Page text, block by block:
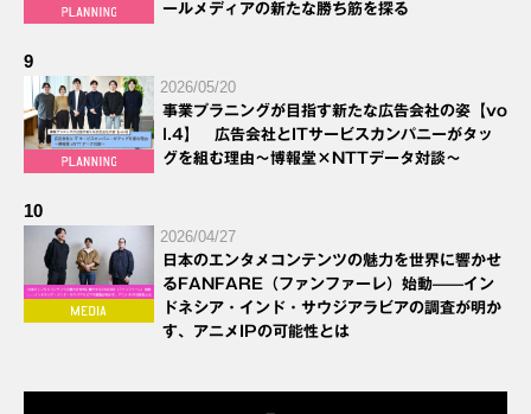
ールメディアの新たな勝ち筋を探る
9
2026/05/20
事業プラニングが目指す新たな広告会社の姿【vo
l.4】 広告会社とITサービスカンパニーがタッ
グを組む理由～博報堂×NTTデータ対談～
10
2026/04/27
日本のエンタメコンテンツの魅力を世界に響かせ
るFANFARE（ファンファーレ）始動——イン
ドネシア・インド・サウジアラビアの調査が明か
す、アニメIPの可能性とは